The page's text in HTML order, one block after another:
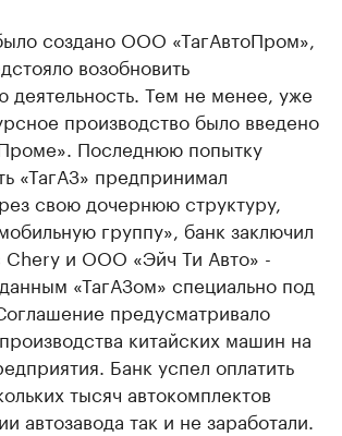
создано ООО «ТагАвтоПром»,
возобновить
деятельность. Тем не менее, уже
производство было введено
Последнюю попытку
«​ТагАЗ» предпринимал
свою дочернюю структуру,
группу», банк заключил
Chery и ООО «Эйч Ти Авто» -
«ТагАЗом» специально под
предусматривало
китайских машин на
Банк успел оплатить
тысяч автокомплектов
автозавода так и не заработали.